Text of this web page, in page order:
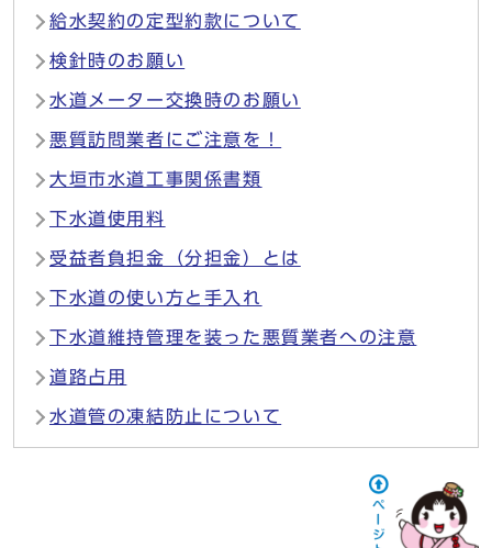
給水契約の定型約款について
検針時のお願い
水道メーター交換時のお願い
悪質訪問業者にご注意を！
大垣市水道工事関係書類
下水道使用料
受益者負担金（分担金）とは
下水道の使い方と手入れ
下水道維持管理を装った悪質業者への注意
道路占用
水道管の凍結防止について